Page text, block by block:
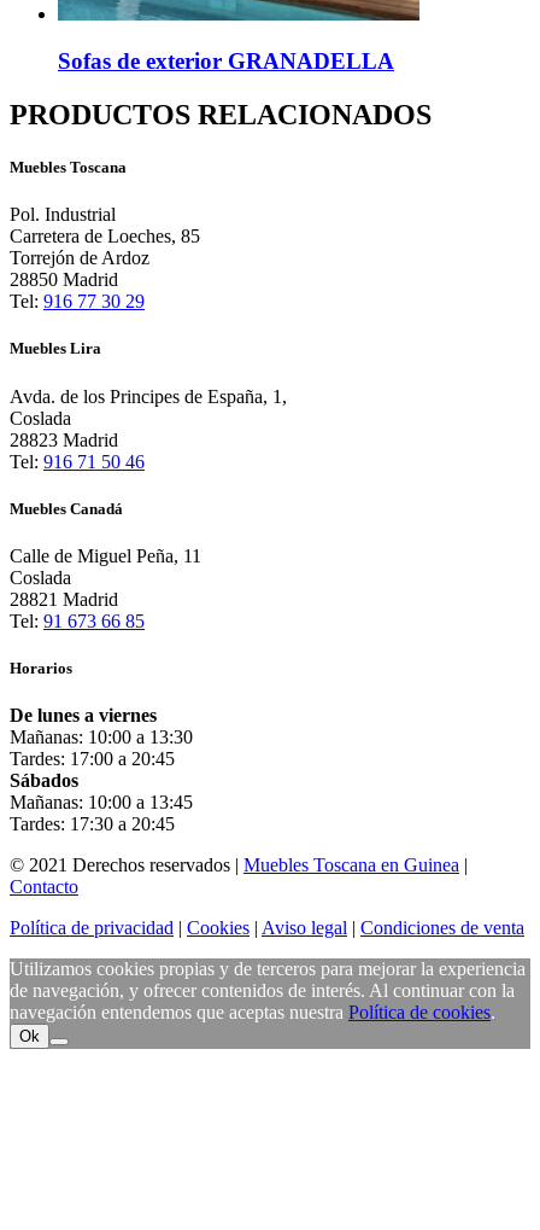
Sofas de exterior GRANADELLA
PRODUCTOS RELACIONADOS
Muebles Toscana
Pol. Industrial
Carretera de Loeches, 85
Torrejón de Ardoz
28850 Madrid
Tel: 916 77 30 29
Muebles Lira
Avda. de los Principes de España, 1,
Coslada
28823 Madrid
Tel: 916 71 50 46
Muebles Canadá
Calle de Miguel Peña, 11
Coslada
28821 Madrid
Tel: 91 673 66 85
Horarios
De lunes a viernes
Mañanas: 10:00 a 13:30
Tardes: 17:00 a 20:45
Sábados
Mañanas: 10:00 a 13:45
Tardes: 17:30 a 20:45
© 2021 Derechos reservados | Muebles Toscana en Guinea |
Contacto
Política de privacidad | Cookies | Aviso legal | Condiciones de venta
Utilizamos cookies propias y de terceros para mejorar la experiencia
de navegación, y ofrecer contenidos de interés. Al continuar con la
navegación entendemos que aceptas nuestra Política de cookies.
Ok